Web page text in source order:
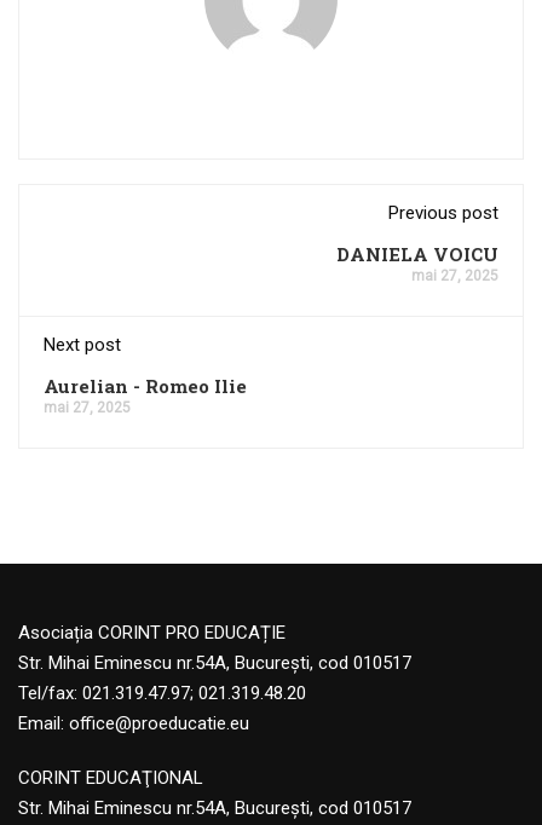
Previous post
DANIELA VOICU
mai 27, 2025
Next post
Aurelian - Romeo Ilie
mai 27, 2025
Asociația CORINT PRO EDUCAȚIE
Str. Mihai Eminescu nr.54A, București, cod 010517
Tel/fax: 021.319.47.97; 021.319.48.20
Email: office@proeducatie.eu
CORINT EDUCAŢIONAL
Str. Mihai Eminescu nr.54A, Bucureşti, cod 010517